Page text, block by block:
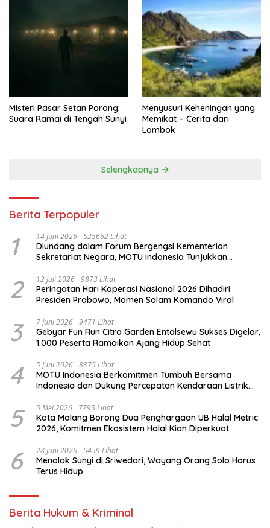
Misteri Pasar Setan Porong:
Suara Ramai di Tengah Sunyi
Menyusuri Keheningan yang
Memikat – Cerita dari
Lombok
Selengkapnya
Berita Terpopuler
1 14 Juni 2026 525662 Lihat
Diundang dalam Forum Bergengsi Kementerian
Sekretariat Negara, MOTU Indonesia Tunjukkan
2 12 Juli 2026 9873 Lihat
Peringatan Hari Koperasi Nasional 2026 Dihadiri
Presiden Prabowo, Momen Salam Komando Viral
3 7 Juni 2026 9471 Lihat
Gebyar Fun Run Citra Garden Entalsewu Sukses Digelar,
1.000 Peserta Ramaikan Ajang Hidup Sehat
4 5 Juni 2026 8375 Lihat
MOTU Indonesia Berkomitmen Tumbuh Bersama
Indonesia dan Dukung Percepatan Kendaraan Listrik
5 5 Mei 2026 7795 Lihat
Kota Malang Borong Dua Penghargaan UB Halal Metric
2026, Komitmen Ekosistem Halal Kian Diperkuat
6 28 Juni 2026 5459 Lihat
Menolak Sunyi di Sriwedari, Wayang Orang Solo Harus
Terus Hidup
Berita Hukum & Kriminal